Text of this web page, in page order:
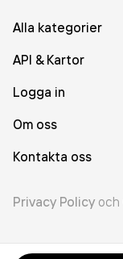
Alla kategorier
API & Kartor
Logga in
Om oss
Kontakta oss
Privacy Policy och